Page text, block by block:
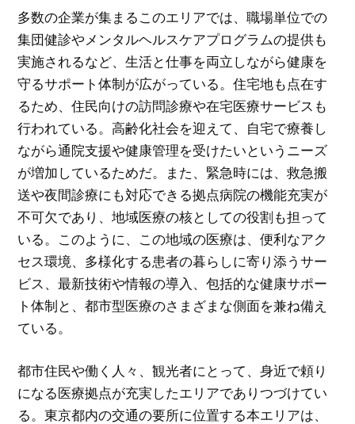
多数の企業が集まるこのエリアでは、職場単位での
集団健診やメンタルヘルスケアプログラムの提供も
実施されるなど、生活と仕事を両立しながら健康を
守るサポート体制が広がっている。住宅地も点在す
るため、住民向けの訪問診療や在宅医療サービスも
行われている。高齢化社会を迎えて、自宅で療養し
ながら通院支援や健康管理を受けたいというニーズ
が増加しているためだ。また、緊急時には、救急搬
送や夜間診療にも対応できる拠点病院の機能充実が
不可欠であり、地域医療の核としての役割も担って
いる。このように、この地域の医療は、便利なアク
セス環境、多様化する患者の暮らしに寄り添うサー
ビス、最新技術や情報の導入、包括的な健康サポー
ト体制と、都市型医療のさまざまな側面を兼ね備え
ている。
都市住民や働く人々、観光者にとって、身近で頼り
になる医療拠点が充実したエリアでありつづけてい
る。東京都内の交通の要所に位置する本エリアは、